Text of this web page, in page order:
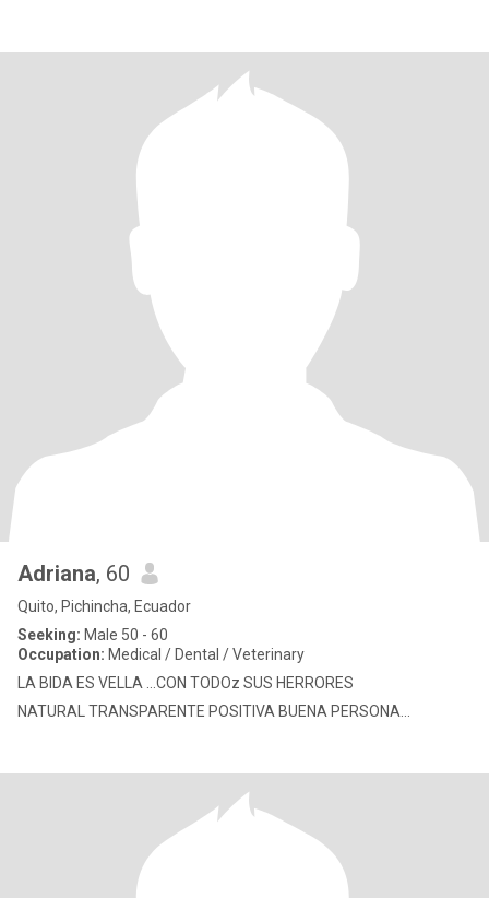
Adriana, 60
Quito, Pichincha, Ecuador
Seeking: Male 50 - 60
Occupation: Medical / Dental / Veterinary
LA BIDA ES VELLA ...CON TODOz SUS HERRORES
NATURAL TRANSPARENTE POSITIVA BUENA PERSONA...